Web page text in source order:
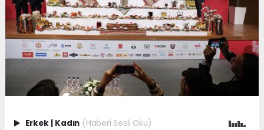
Erkek Kadın (Haberi Sesli Oku)